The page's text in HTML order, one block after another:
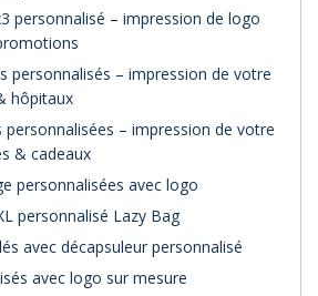
personnalisé – impression de logo
personnalisés – impression de votre
hôpitaux
– impression de votre
& cadeaux
personnalisées avec logo
personnalisé Lazy Bag
avec décapsuleur personnalisé
avec logo sur mesure